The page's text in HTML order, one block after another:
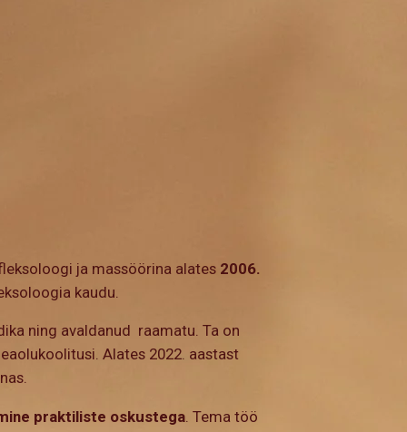
ja massöörina alates 2006.
kaudu.
ning avaldanud raamatu. Ta on
Alates 2022. aastast
praktiliste oskustega. Tema töö